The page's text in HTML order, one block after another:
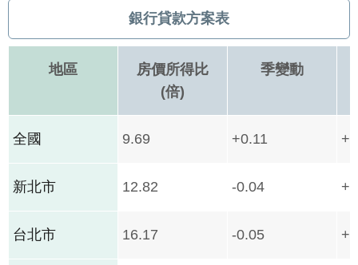
銀行貸款方案表
地區
房價所得比
(倍)
季變動
全國 9.69 +0.11
新北市 12.82 -0.04
台北市 16.17 -0.05